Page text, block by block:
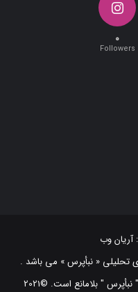
۰
Followers
تحلیلی « نبأپرس » می باشد .
استفاده از اخبار و نقل مطالب با ذکر منبع "‌ نبأپرس " بلامانع است. ©2021
NabaaPress News Agency